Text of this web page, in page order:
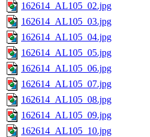
162614_AL105_02.jpg
162614_AL105_03.jpg
162614_AL105_04.jpg
162614_AL105_05.jpg
162614_AL105_06.jpg
162614_AL105_07.jpg
162614_AL105_08.jpg
162614_AL105_09.jpg
162614_AL105_10.jpg